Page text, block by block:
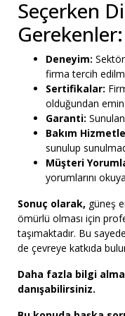
Seçerken
Gerekenler:
Deneyim:
firma tercih
Sertifikalar:
olduğundan
Garanti:
Bakım
sunulup
Müşteri
yorumlarını
Sonuç olarak, güneş
ömürlü olması için
taşımaktadır. Bu
de çevreye katkıda
Daha fazla bilgi
danışabilirsiniz.